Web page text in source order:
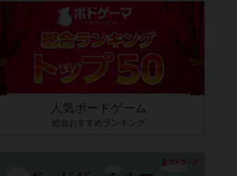
人気ボードゲーム
総合おすすめランキング